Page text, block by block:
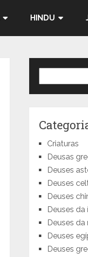
HINDU
Criaturas
Deusas
Deuses
Deuses
Deuses
Deuses da
Deuses
Deuses
Deuses